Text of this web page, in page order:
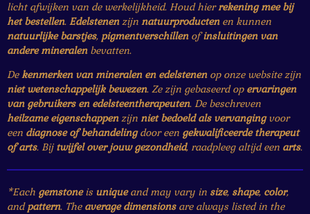
licht afwijken van de werkelijkheid. Houd hierrekening mee bij
het bestellen. Edelstenenzijn natuurproductenen kunnen
natuurlijke barstjes, pigmentverschillenofinsluitingen van
andere mineralenbevatten.
Dekenmerken van mineralen en edelstenenop onze website zijn
niet wetenschappelijk bewezen. Ze zijn gebaseerd op ervaringen
van gebruikers en edelsteentherapeuten. De beschreven
heilzame eigenschappenzijn niet bedoeld als vervangingvoor
een diagnose of behandelingdoor een gekwalificeerde therapeut
of arts. Bijtwijfel over jouw gezondheid, raadpleeg altijd een arts.
*Each gemstoneis uniqueand may vary in size, shape, color,
andpattern. The average dimensionsare always listed in the